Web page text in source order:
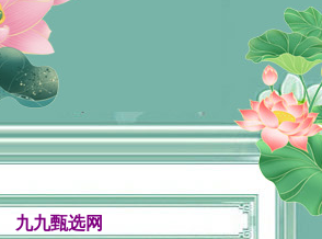
九九甄选网